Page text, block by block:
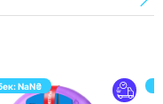
NaN₴